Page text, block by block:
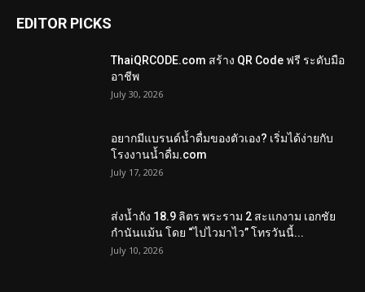
EDITOR PICKS
ThaiQRCODE.com สร้าง QR Code ฟรี ระดับมือ
อาชีพ
July 30, 2026
อยากมีแบรนด์น้ำดื่มของตัวเอง? เริ่มได้ง่ายกับ
โรงงานน้ำดื่ม.com
July 17, 2026
ส่งน้ำถัง 18.9 ลิตร พระราม 2 สะแกงาม เอกชัย
กำนันแม้น โดย “ไปไวมาไว” โทรวันนี้...
July 10, 2026